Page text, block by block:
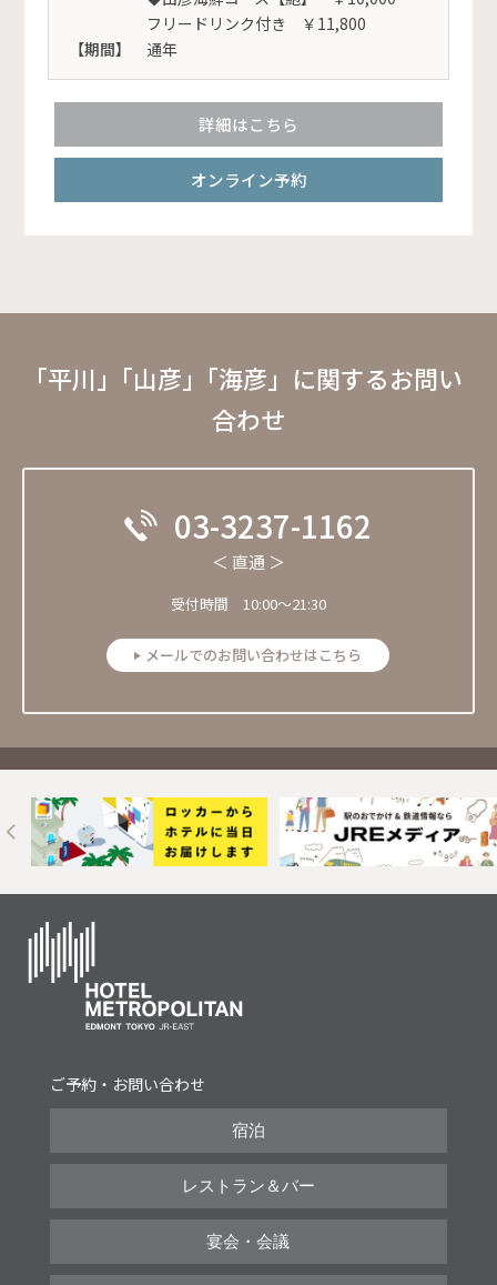
フリードリンク付き ￥11,800
【期間】
通年
詳細はこちら
オンライン予約
｢平川」｢山彦」｢海彦」に関するお問い
合わせ
03-3237-1162
＜ 直通 ＞
受付時間 10:00～21:30
メールでのお問い合わせはこちら
Next
ご予約・お問い合わせ
宿泊
レストラン＆バー
宴会・会議